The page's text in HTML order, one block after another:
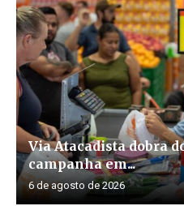
Via Atacadista dobra
campanha em...
6 de agosto de 2026